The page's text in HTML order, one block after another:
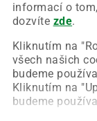
informací o
dozvíte zde.
Kliknutím na
všech našich
budeme
Kliknutím na
budeme
Chyba
Zkuste